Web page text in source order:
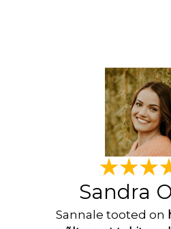
Sandra
Sannale tooted on